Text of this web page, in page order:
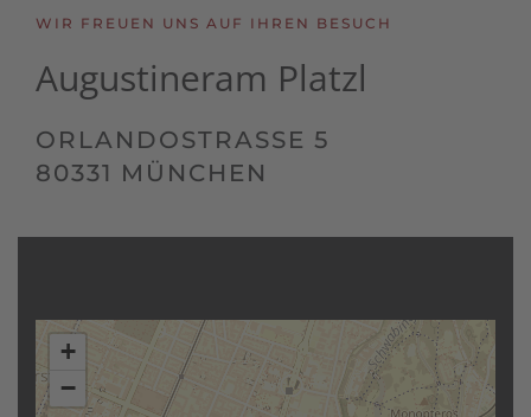
WIR FREUEN UNS AUF IHREN BESUCH
Augustineram Platzl
ORLANDOSTRASSE 5
80331 MÜNCHEN
+
−